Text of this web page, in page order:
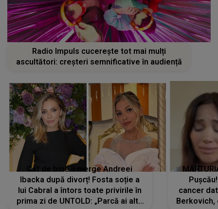
Radio Impuls cucerește tot mai mulți
ascultători: creșteri semnificative în audiență
Cât de bine îi merge Andreei
Ibacka după divorț! Fosta soție a
lui Cabral a întors toate privirile în
prima zi de UNTOLD: „Parcă ai altă
cancer
Berkovich,